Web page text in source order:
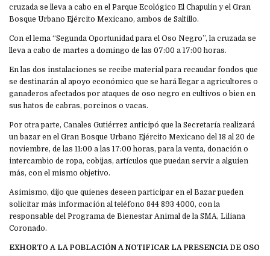
cruzada se lleva a cabo en el Parque Ecológico El Chapulín y el Gran
Bosque Urbano Ejército Mexicano, ambos de Saltillo.
Con el lema “Segunda Oportunidad para el Oso Negro”, la cruzada se
lleva a cabo de martes a domingo de las 07:00 a 17:00 horas.
En las dos instalaciones se recibe material para recaudar fondos que
se destinarán al apoyo económico que se hará llegar a agricultores o
ganaderos afectados por ataques de oso negro en cultivos o bien en
sus hatos de cabras, porcinos o vacas.
Por otra parte, Canales Gutiérrez anticipó que la Secretaría realizará
un bazar en el Gran Bosque Urbano Ejército Mexicano del 18 al 20 de
noviembre, de las 11:00 a las 17:00 horas, para la venta, donación o
intercambio de ropa, cobijas, artículos que puedan servir a alguien
más, con el mismo objetivo.
Asimismo, dijo que quienes deseen participar en el Bazar pueden
solicitar más información al teléfono 844 893 4000, con la
responsable del Programa de Bienestar Animal de la SMA, Liliana
Coronado.
EXHORTO A LA POBLACIÓN A NOTIFICAR LA PRESENCIA DE OSO